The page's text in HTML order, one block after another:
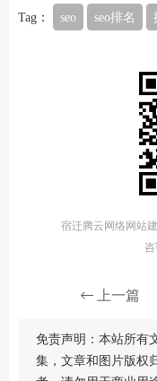
Tag： seo seo排名
宿迁腾云网络网站
咨
上一篇
免责声明：本站所有
集，文章和图片版权